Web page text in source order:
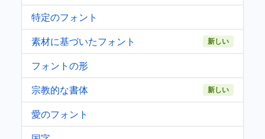
特定のフォント
素材に基づいたフォント
新しい
フォントの形
宗教的な書体
新しい
愛のフォント